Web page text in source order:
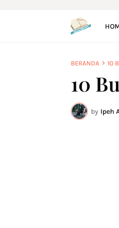
BERANDA 10
10
by Ipeh